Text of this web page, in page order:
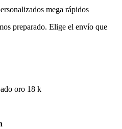
mega rápidos
preparado. Elige el envío que
oro 18 k